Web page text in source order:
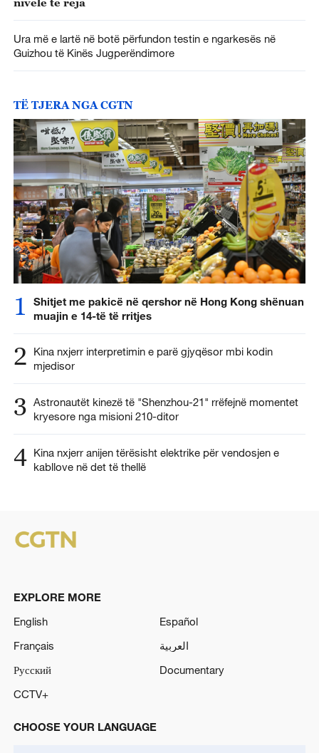
Ura më e lartë në botë përfundon testin e ngarkesës në
Guizhou të Kinës Jugperëndimore
TË TJERA NGA CGTN
1
Shitjet me pakicë në qershor në Hong Kong shënuan
muajin e 14-të të rritjes
2
Kina nxjerr interpretimin e parë gjyqësor mbi kodin
mjedisor
3 Astronautët kinezë të "Shenzhou-21" rrëfejnë momentet
kryesore nga misioni 210-ditor
4 Kina nxjerr anijen tërësisht elektrike për vendosjen e
kabllove në det të thellë
EXPLORE MORE
English
Español
Français
العربية
Русский
Documentary
CCTV+
CHOOSE YOUR LANGUAGE